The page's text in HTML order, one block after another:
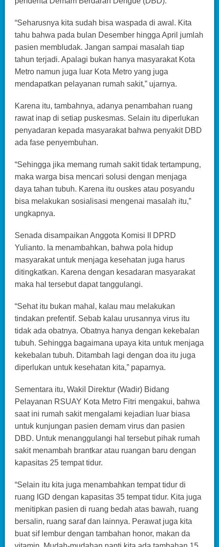
“Seharusnya kita sudah bisa waspada di awal. Kita
tahu bahwa pada bulan Desember hingga April jumlah
pasien membludak. Jangan sampai masalah tiap
tahun terjadi. Apalagi bukan hanya masyarakat Kota
Metro namun juga luar Kota Metro yang juga
mendapatkan pelayanan rumah sakit,” ujarnya.
Karena itu, tambahnya, adanya penambahan ruang
rawat inap di setiap puskesmas. Selain itu diperlukan
penyadaran kepada masyarakat bahwa penyakit DBD
ada fase penyembuhan.
“Sehingga jika memang rumah sakit tidak tertampung,
maka warga bisa mencari solusi dengan menjaga
daya tahan tubuh. Karena itu ouskes atau posyandu
bisa melakukan sosialisasi mengenai masalah itu,”
ungkapnya.
Senada disampaikan Anggota Komisi II DPRD
Yulianto. Ia menambahkan, bahwa pola hidup
masyarakat untuk menjaga kesehatan juga harus
ditingkatkan. Karena dengan kesadaran masyarakat
maka hal tersebut dapat tanggulangi.
“Sehat itu bukan mahal, kalau mau melakukan
tindakan prefentif. Sebab kalau urusannya virus itu
tidak ada obatnya. Obatnya hanya dengan kekebalan
tubuh. Sehingga bagaimana upaya kita untuk menjaga
kekebalan tubuh. Ditambah lagi dengan doa itu juga
diperlukan untuk kesehatan kita,” paparnya.
Sementara itu, Wakil Direktur (Wadir) Bidang
Pelayanan RSUAY Kota Metro Fitri mengakui, bahwa
saat ini rumah sakit mengalami kejadian luar biasa
untuk kunjungan pasien demam virus dan pasien
DBD. Untuk menanggulangi hal tersebut pihak rumah
sakit menambah brantkar atau ruangan baru dengan
kapasitas 25 tempat tidur.
“Selain itu kita juga menambahkan tempat tidur di
ruang IGD dengan kapasitas 35 tempat tidur. Kita juga
menitipkan pasien di ruang bedah atas bawah, ruang
bersalin, ruang saraf dan lainnya. Perawat juga kita
buat sif lembur dengan tambahan honor, makan da